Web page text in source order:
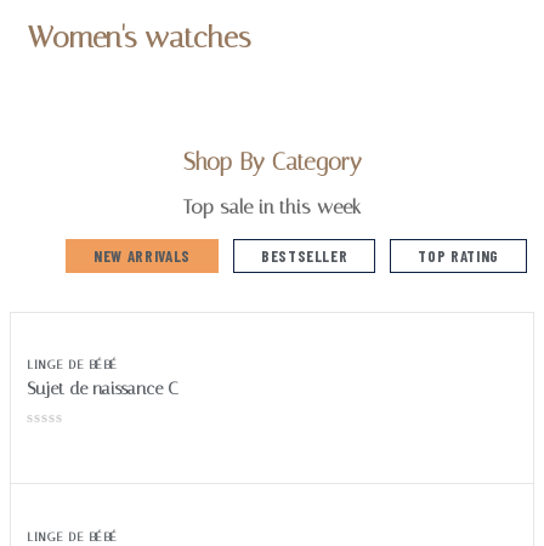
Women's watches
Shop By Category
Top sale in this week
NEW ARRIVALS BESTSELLER TOP RATING
LINGE DE BÉBÉ
Sujet de naissance C
LINGE DE BÉBÉ